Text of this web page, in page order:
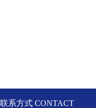
联系方式 CONTACT